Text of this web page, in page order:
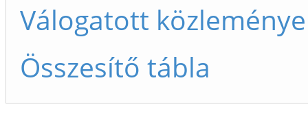
Válogatott
Összesítő tábla